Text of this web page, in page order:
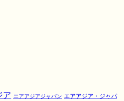
ア エアアジアジャパン エアアジア・ジャパ